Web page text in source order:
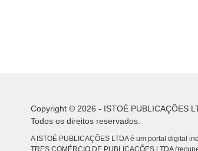
Copyright © 2026 - ISTOÉ PUBLICAÇÕES
Todos os direitos reservados.
A ISTOÉ PUBLICAÇÕES LTDA é um portal digital
TRES COMÉRCIO DE PUBLICACÕES LTDA